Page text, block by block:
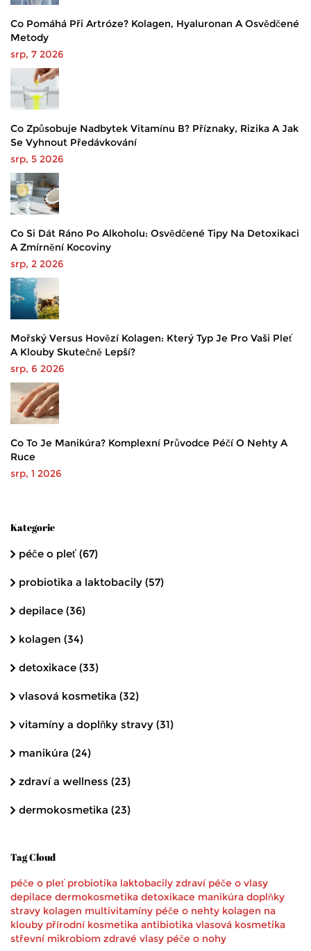
Co Pomáhá Při Artróze? Kolagen, Hyaluronan A Osvědčené
Metody
srp, 7 2026
Co Způsobuje Nadbytek Vitamínu B? Příznaky, Rizika A Jak
Se Vyhnout Předávkování
srp, 5 2026
Co Si Dát Ráno Po Alkoholu: Osvědčené Tipy Na Detoxikaci
A Zmírnění Kocoviny
srp, 2 2026
Mořský Versus Hovězí Kolagen: Který Typ Je Pro Vaši Pleť
A Klouby Skutečně Lepší?
srp, 6 2026
Co To Je Manikúra? Komplexní Průvodce Péčí O Nehty A
Ruce
srp, 1 2026
Kategorie
péče o pleť (67)
probiotika a laktobacily (57)
depilace (36)
kolagen (34)
detoxikace (33)
vlasová kosmetika (32)
vitamíny a doplňky stravy (31)
manikúra (24)
zdraví a wellness (23)
dermokosmetika (23)
Tag Cloud
péče o pleť probiotika laktobacily zdraví péče o vlasy
depilace dermokosmetika detoxikace manikúra doplňky
stravy kolagen multivitamíny péče o nehty kolagen na
klouby přírodní kosmetika antibiotika vlasová kosmetika
střevní mikrobiom zdravé vlasy péče o nohy